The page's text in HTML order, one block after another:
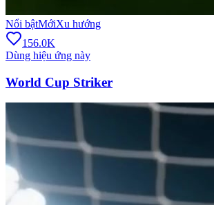
Nổi bậtMớiXu hướng
156.0K
Dùng hiệu ứng này
World Cup Striker